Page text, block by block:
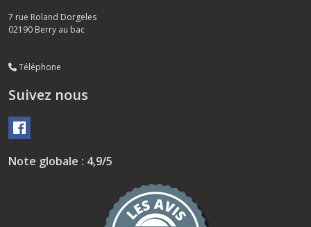
7 rue Roland Dorgeles
02190 Berry au bac
Téléphone
Suivez nous
Note globale : 4,9/5